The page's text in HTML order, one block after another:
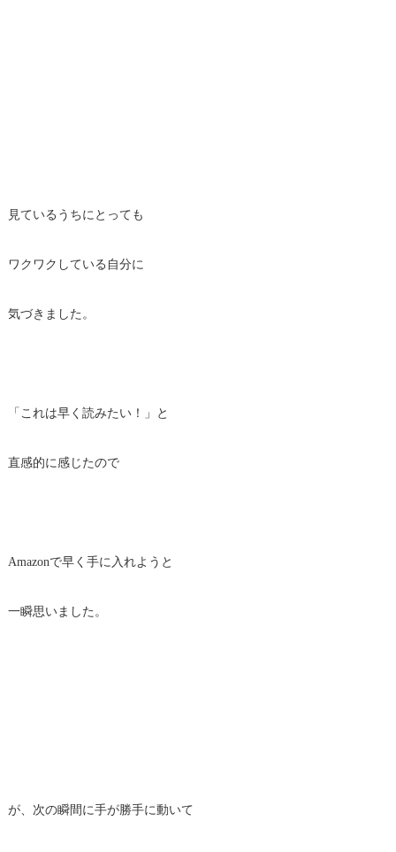
見ているうちにとっても
ワクワクしている自分に
気づきました。
「これは早く読みたい！」と
直感的に感じたので
Amazonで早く手に入れようと
一瞬思いました。
が、次の瞬間に手が勝手に動いて